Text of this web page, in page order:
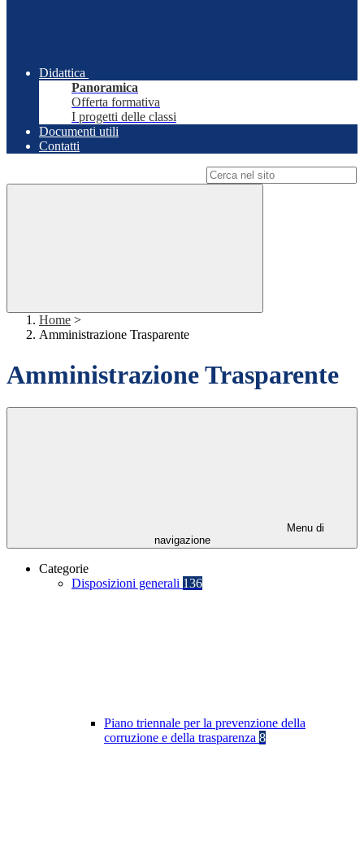
Didattica
Panoramica
Offerta formativa
I progetti delle classi
Documenti utili
Contatti
Home >
Amministrazione Trasparente
Amministrazione Trasparente
Menu di
navigazione
Categorie
Disposizioni generali 136
Piano triennale per la prevenzione della
corruzione e della trasparenza 8